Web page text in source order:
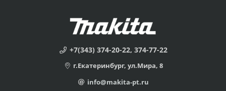
+7(343) 374-20-22, 374-77-22
г.Екатеринбург, ул.Мира, 8
info@makita-pt.ru